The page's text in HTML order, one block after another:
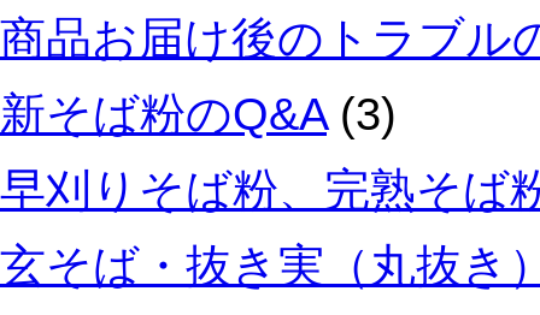
商品お届け後のトラブル
新そば粉のQ&A(3)
早刈りそば粉、完熟そば
玄そば・抜き実（丸抜き